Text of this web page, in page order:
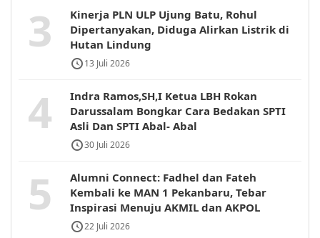
3
Kinerja PLN ULP Ujung Batu, Rohul
Dipertanyakan, Diduga Alirkan Listrik di
Hutan Lindung
13 Juli 2026
4
Indra Ramos,SH,I Ketua LBH Rokan
Darussalam Bongkar Cara Bedakan SPTI
Asli Dan SPTI Abal- Abal
30 Juli 2026
5
Alumni Connect: Fadhel dan Fateh
Kembali ke MAN 1 Pekanbaru, Tebar
Inspirasi Menuju AKMIL dan AKPOL
22 Juli 2026